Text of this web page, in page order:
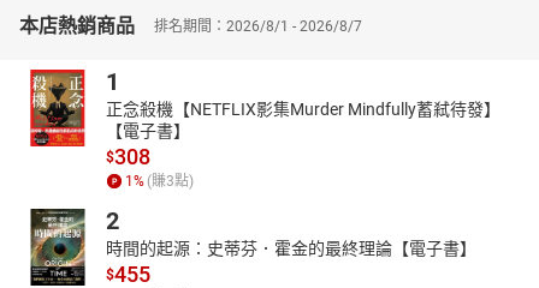
本店熱銷商品 排名期間：2026/8/1 - 2026/8/7
1
正念殺機【NETFLIX影集Murder Mindfully蓄弒待發】
【電子書】
$308
1% (賺3點)
2
時間的起源：史蒂芬．霍金的最終理論【電子書】
$455